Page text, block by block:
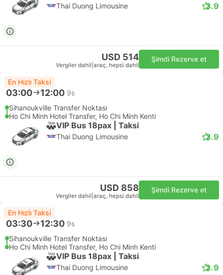
Thai Duong Limousine 3.9
USD 514
Vergiler dahil araç, hepsi dahil
Şimdi Rezerve et
En Hızlı Taksi
03:00 12:00 9s
Sihanoukville Transfer Noktası
Ho Chi Minh Hotel Transfer, Ho Chi Minh Kenti
VIP Bus 18pax | Taksi
Thai Duong Limousine 3.9
USD 858
Vergiler dahil araç, hepsi dahil
Şimdi Rezerve et
En Hızlı Taksi
03:30 12:30 9s
Sihanoukville Transfer Noktası
Ho Chi Minh Hotel Transfer, Ho Chi Minh Kenti
VIP Bus 18pax | Taksi
Thai Duong Limousine 3.9